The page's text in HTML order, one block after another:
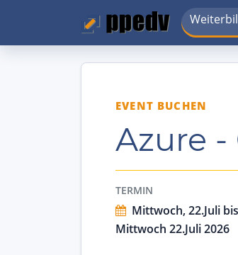
EVENT BUCHEN
Azure
TERMIN
Mittwoch, 22.Juli bis
Mittwoch 22.Juli 2026